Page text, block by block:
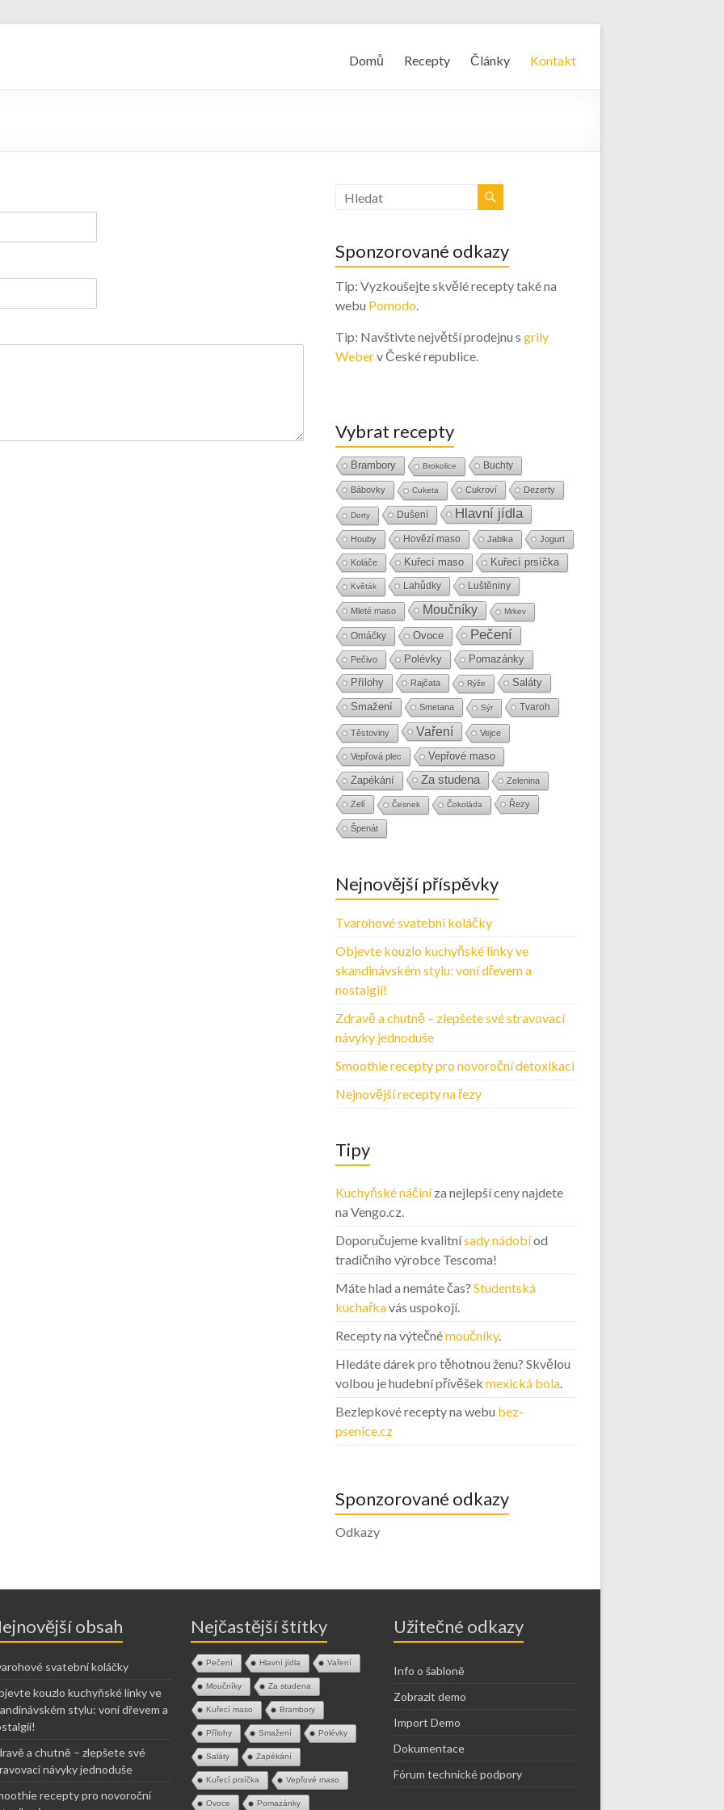
Domů Recepty Články Kontakt
Sponzorované odkazy
Tip: Vyzkoušejte skvělé recepty také na
webu Pomodo.
Tip: Navštivte největší prodejnu s grily
Weberv České republice.
Vybrat recepty
Brambory Brokolice Buchty
Bábovky Cuketa Cukroví Dezerty
Dorty Dušení Hlavní jídla
Houby Hovězí maso Jablka Jogurt
Koláče Kuřecí maso Kuřecí prsíčka
Květák Lahůdky Luštěniny
Mleté maso Moučníky Mrkev
Omáčky Ovoce Pečení
Pečivo Polévky Pomazánky
Přílohy Rajčata Rýže
Saláty
Smažení
Smetana Sýr Tvaroh
Těstoviny Vaření Vejce
Vepřová plec
Vepřové maso
Zapékání
Za studena Zelenina
Zelí Česnek Čokoláda Řezy
Špenát
Nejnovější příspěvky
Tvarohové svatební koláčky
Objevte kouzlo kuchyňské linky ve
skandinávském stylu: voní dřevem a
nostalgií!
Zdravě a chutně – zlepšete své stravovací
návyky jednoduše
Smoothie recepty pro novoroční detoxikaci
Nejnovější recepty na řezy
Tipy
Kuchyňské náčiníza nejlepší ceny najdete
na Vengo.cz.
Doporučujeme kvalitnísady nádobíod
tradičního výrobce Tescoma!
Máte hlad a nemáte čas? Studentská
kuchařkavás uspokojí.
Recepty na výtečnémoučníky.
Hledáte dárek pro těhotnou ženu? Skvělou
volbou je hudební přívěšek mexická bola.
Bezlepkové recepty na webu bez-
psenice.cz
Sponzorované odkazy
Odkazy
obsah
svatební koláčky
kouzlo kuchyňské linky ve
stylu: voní dřevem a
a chutně – zlepšete své
návyky jednoduše
recepty pro novoroční
Nejčastější štítky
Pečení Hlavní jídla Vaření
Moučníky Za studena
Kuřecí maso Brambory
Přílohy Smažení Polévky
Saláty Zapékání
Kuřecí prsíčka Vepřové maso
Ovoce Pomazánky
Užitečné odkazy
Info o šabloně
Zobrazit demo
Import Demo
Dokumentace
Fórum technické podpory